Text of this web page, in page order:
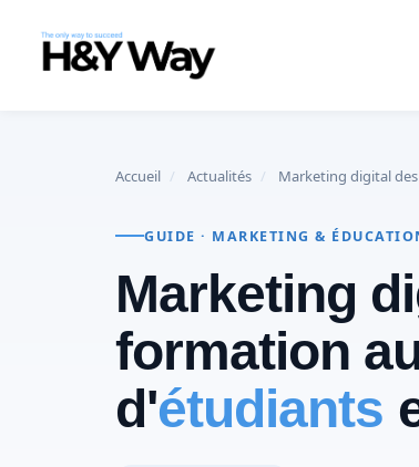
Accueil / Actualités / Marketing digital
GUIDE · MARKETING &
Marketing
formation
d'étudiants